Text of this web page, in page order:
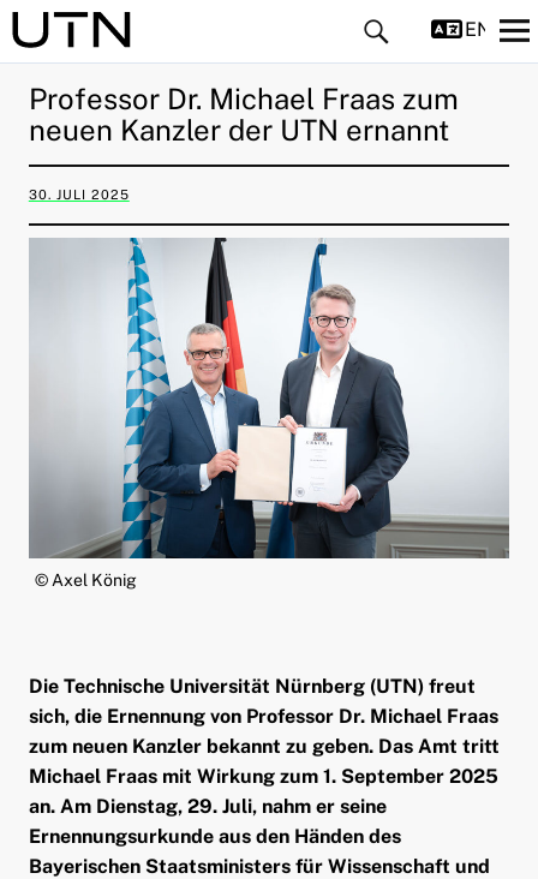
Menü aufklappen
Menü aufklappen
Menü aufklappen
Menü aufklappen
Menü aufklappen
Menü aufklappen
Professor Dr. Michael Fraas zum
neuen Kanzler der UTN ernannt
30. JULI 2025
© Axel König
Die Technische Universität Nürnberg (UTN) freut
sich, die Ernennung von Professor Dr. Michael Fraas
zum neuen Kanzler bekannt zu geben. Das Amt tritt
Michael Fraas mit Wirkung zum 1. September 2025
an. Am Dienstag, 29. Juli, nahm er seine
Ernennungsurkunde aus den Händen des
Bayerischen Staatsministers für Wissenschaft und